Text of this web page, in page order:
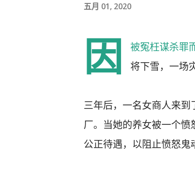
五月 01, 2020
因
被冤枉谋杀罪
将下雪，一场
三年后，一名女商人来
厂。当她的养女被一个
公正待遇，以阻止愤怒鬼